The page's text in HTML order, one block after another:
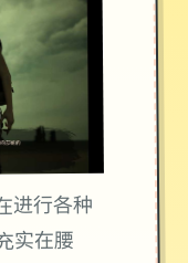
进行各种
实在腰